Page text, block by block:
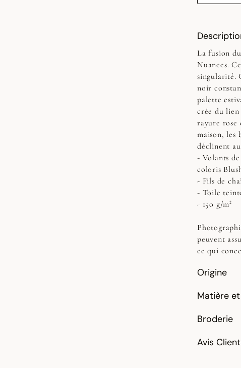
La fusion
Nuances.
singularité.
noir
palette
crée du lien
rayure rose
maison, les
déclinent
- Volants
coloris
- Fils de
- Toile
- 150 g/m²
peuvent
ce qui
Origine
Matière
Broderie
Avis